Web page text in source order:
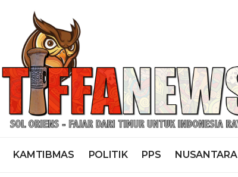
KAMTIBMAS POLITIK PPS NUSANTARA